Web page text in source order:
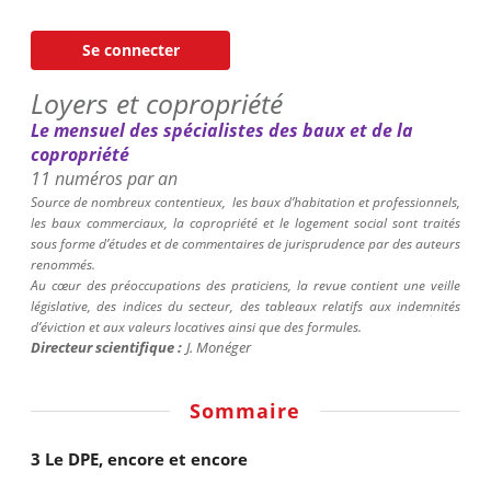
Se connecter
Loyers et copropriété
Le mensuel des spécialistes des baux et de la
copropriété
11 numéros par an
Source de nombreux contentieux, les baux d’habitation et professionnels,
les baux commerciaux, la copropriété et le logement social sont traités
sous forme d’études et de commentaires de jurisprudence par des auteurs
renommés.
Au cœur des préoccupations des praticiens, la revue contient une veille
législative, des indices du secteur, des tableaux relatifs aux indemnités
d’éviction et aux valeurs locatives ainsi que des formules.
Directeur scientifique : J. Monéger
Sommaire
3 Le DPE, encore et encore